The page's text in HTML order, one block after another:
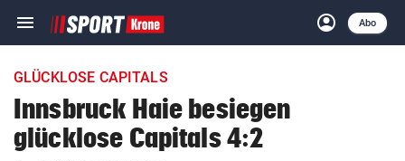
menu Navigation
ein-/ausklappen
account_circle
Anmelden
Abo
close Schließen
account_circle Anmelden
GLÜCKLOSE CAPITALS
Innsbruck Haie besiegen
glücklose Capitals 4:2